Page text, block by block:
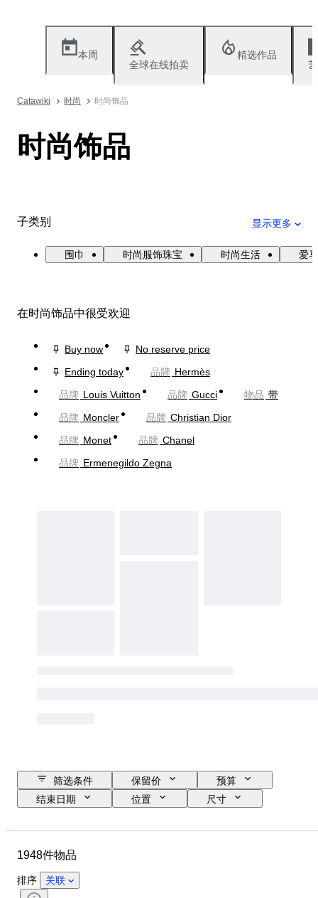
本周
全球在线拍卖
精选作品
Catawiki 时尚 时尚饰品
时尚饰品
子类别 显示更多
围巾 时尚服饰珠宝 时尚生活 爱
在时尚饰品中很受欢迎
Buy now
No reserve price
Ending today
品牌 Hermès
品牌 Louis Vuitton 品牌 Gucci 物品 带
品牌 Moncler 品牌 Christian Dior
品牌 Monet 品牌 Chanel
品牌 Ermenegildo Zegna
筛选条件 保留价
预算
结束日期
位置
尺寸
其他
证明
颜色
1948件物品
排序 关联